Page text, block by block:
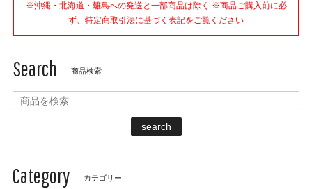
※沖縄・北海道・離島への発送と一部商品は除く ※商品ご購入前に必
ず、特定商取引法に基づく表記をご覧ください
Search 商品検索
search
Category カテゴリー